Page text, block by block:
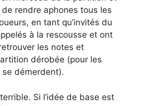
rendre aphones tous les
en tant qu’invités du
à la rescousse et ont
les notes et
dérobée (pour les
se démerdent).
Si l’idée de base est